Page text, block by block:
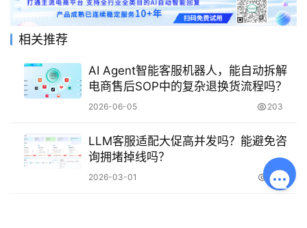
相关推荐
AI Agent智能客服机器人，能自动拆解
电商售后SOP中的复杂退换货流程吗？
2026-06-05 203
LLM客服适配大促高并发吗？能避免咨
询拥堵掉线吗？
2026-03-01 325